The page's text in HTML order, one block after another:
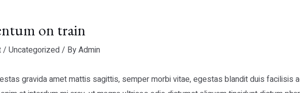
on train
/ Uncategorized/ ByAdmin
gravida amet mattis sagittis, semper morbi vitae, egestas blandit duis facilisis